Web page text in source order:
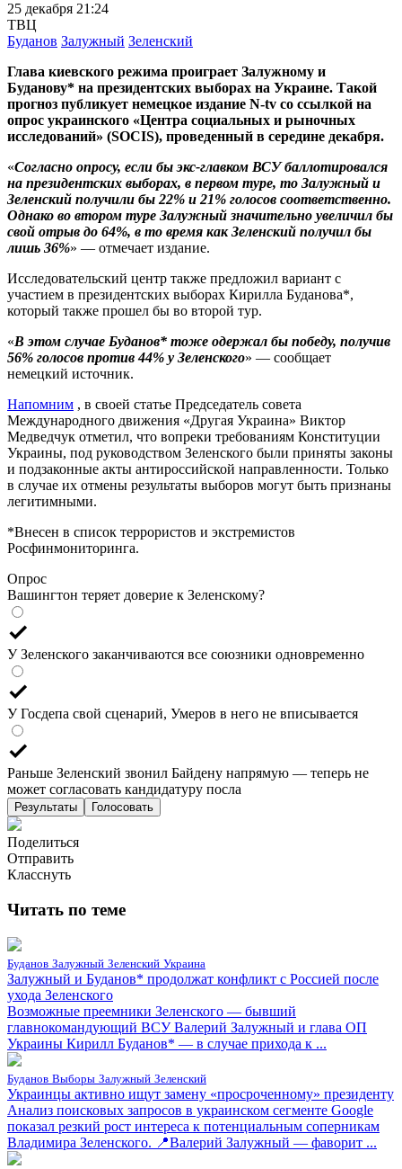
25 декабря 21:24
ТВЦ
Буданов Залужный Зеленский
Глава киевского режима проиграет Залужному и
Буданову* на президентских выборах на Украине. Такой
прогноз публикует немецкое издание N-tv со ссылкой на
опрос украинского «Центра социальных и рыночных
исследований» (SOCIS), проведенный в середине декабря.
«Согласно опросу, если бы экс-главком ВСУ баллотировался
на президентских выборах, в первом туре, то Залужный и
Зеленский получили бы 22% и 21% голосов соответственно.
Однако во втором туре Залужный значительно увеличил бы
свой отрыв до 64%, в то время как Зеленский получил бы
лишь 36%» — отмечает издание.
Исследовательский центр также предложил вариант с
участием в президентских выборах Кирилла Буданова*,
который также прошел бы во второй тур.
«В этом случае Буданов* тоже одержал бы победу, получив
56% голосов против 44% у Зеленского» — сообщает
немецкий источник.
Напомним , в своей статье Председатель совета
Международного движения «Другая Украина» Виктор
Медведчук отметил, что вопреки требованиям Конституции
Украины, под руководством Зеленского были приняты законы
и подзаконные акты антироссийской направленности. Только
в случае их отмены результаты выборов могут быть признаны
легитимными.
*Внесен в список террористов и экстремистов
Росфинмониторинга.
Опрос
Вашингтон теряет доверие к Зеленскому?
У Зеленского заканчиваются все союзники одновременно
У Госдепа свой сценарий, Умеров в него не вписывается
Раньше Зеленский звонил Байдену напрямую — теперь не
может согласовать кандидатуру посла
Результаты Голосовать
Поделиться
Отправить
Класснуть
Читать по теме
Буданов Залужный Зеленский Украина
Залужный и Буданов* продолжат конфликт с Россией после
ухода Зеленского
Возможные преемники Зеленского — бывший
главнокомандующий ВСУ Валерий Залужный и глава ОП
Украины Кирилл Буданов* — в случае прихода к ...
Буданов Выборы Залужный Зеленский
Украинцы активно ищут замену «просроченному» президенту
Анализ поисковых запросов в украинском сегменте Google
показал резкий рост интереса к потенциальным соперникам
Владимира Зеленского. 📍Валерий Залужный — фаворит ...